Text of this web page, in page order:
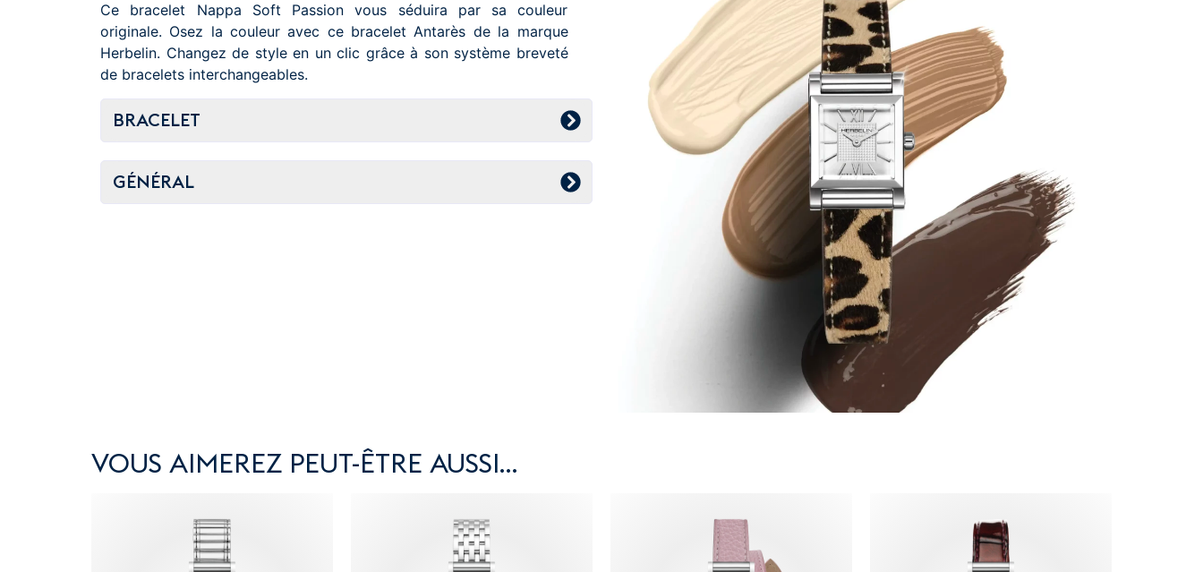
Ce bracelet Nappa Soft Passion vous séduira par sa couleur
originale. Osez la couleur avec ce bracelet Antarès de la marque
Herbelin. Changez de style en un clic grâce à son système breveté
de bracelets interchangeables.
BRACELET
GÉNÉRAL
VOUS AIMEREZ PEUT-ÊTRE AUSSI…